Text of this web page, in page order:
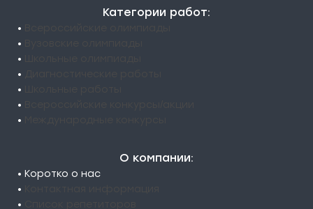
Категории работ:
•
•
•
•
•
•
•
О компании:
• Коротко о нас
•
•